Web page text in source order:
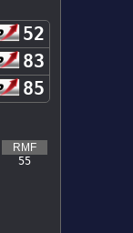
52
83
85
RMF
55